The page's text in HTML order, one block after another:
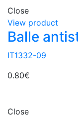
Close
View product
Balle
IT1332-09
0.80€
Close